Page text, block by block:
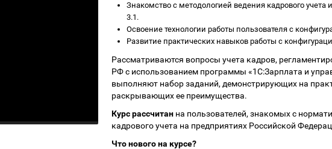
Знакомство с методологией ведения кадрового учета
3.1.
Освоение технологии работы пользователя с
Развитие практических навыков работы с
Рассматриваются вопросы учета кадров,
РФ с использованием программы «1С:Зарплата и
выполняют набор заданий, демонстрирующих на
раскрывающих ее преимущества.
Курс рассчитан на пользователей, знакомых с
кадрового учета на предприятиях Российской
Что нового на курсе?